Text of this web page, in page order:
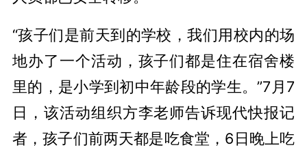
“孩子们是前天到的学校，我们用校内的场
地办了一个活动，孩子们都是住在宿舍楼
里的，是小学到初中年龄段的学生。”7月7
日，该活动组织方李老师告诉现代快报记
者，孩子们前两天都是吃食堂，6日晚上吃